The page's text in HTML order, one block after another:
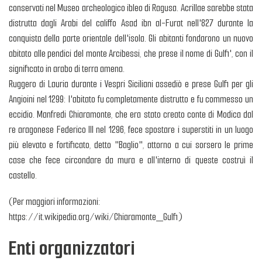
conservati nel Museo archeologico ibleo di Ragusa. Acrillae sarebbe stata
distrutta dagli Arabi del califfo Asad ibn al-Furat nell'827 durante la
conquista della parte orientale dell'isola. Gli abitanti fondarono un nuovo
abitato alle pendici del monte Arcibessi, che prese il nome di Gulfi', con il
significato in arabo di terra amena.
Ruggero di Lauria durante i Vespri Siciliani assediò e prese Gulfi per gli
Angioini nel 1299: l'abitato fu completamente distrutto e fu commesso un
eccidio. Manfredi Chiaramonte, che era stato creato conte di Modica dal
re aragonese Federico III nel 1296, fece spostare i superstiti in un luogo
più elevato e fortificato, detto "Baglio", attorno a cui sorsero le prime
case che fece circondare da mura e all'interno di queste costruì il
castello.
(Per maggiori informazioni:
https://it.wikipedia.org/wiki/Chiaramonte_Gulfi)
Enti organizzatori